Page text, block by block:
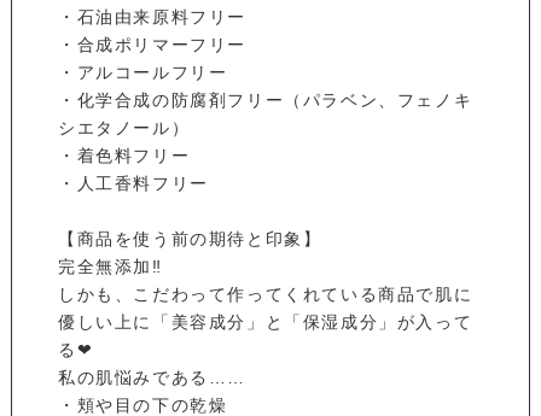
・石油由来原料フリー
・合成ポリマーフリー
・アルコールフリー
・化学合成の防腐剤フリー（パラベン、フェノキ
シエタノール）
・着色料フリー
・人工香料フリー
【商品を使う前の期待と印象】
完全無添加‼️
しかも、こだわって作ってくれている商品で肌に
優しい上に「美容成分」と「保湿成分」が入って
る❤
私の肌悩みである……
・頬や目の下の乾燥